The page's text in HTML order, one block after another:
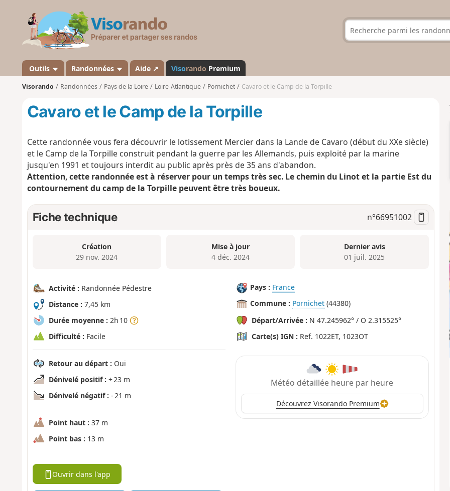
s
a
n
d
Outils Randonnées Aide ↗ Visorando Premium
Visorando Randonnées Pays de la Loire Loire-Atlantique Pornichet Cavaro et le Camp de la Torpille
Cavaro et le Camp de la Torpille
Cette randonnée vous fera découvrir le lotissement Mercier dans la Lande de Cavaro (début du XXe siècle)
et le Camp de la Torpille construit pendant la guerre par les Allemands, puis exploité par la marine
jusqu'en 1991 et toujours interdit au public après près de 35 ans d'abandon.
Attention, cette randonnée est à réserver pour un temps très sec. Le chemin du Linot et la partie Est du
contournement du camp de la Torpille peuvent être très boueux.
Fiche technique n°66951002
Création
29 nov. 2024
Mise à jour
4 déc. 2024
Dernier avis
01 juil. 2025
Activité : Randonnée Pédestre
Distance : 7,45 km
Durée moyenne : 2h 10
Difficulté : Facile
Retour au départ : Oui
Dénivelé positif : + 23 m
Dénivelé négatif : - 21 m
Point haut : 37 m
Point bas : 13 m
Pays : France
Commune : Pornichet (44380)
Départ/Arrivée : N 47.245962° / O 2.315525°
Carte(s) IGN : Ref. 1022ET, 1023OT
Météo détaillée heure par heure
Découvrez Visorando Premium
Ouvrir dans l'app